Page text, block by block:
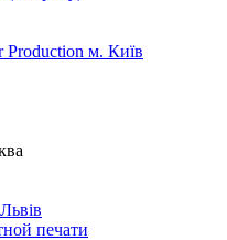
Production м. Київ
печати